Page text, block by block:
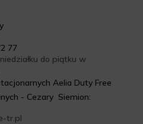
77
do piątku w
Aelia Duty Free
- Cezary Siemion:
tr.pl